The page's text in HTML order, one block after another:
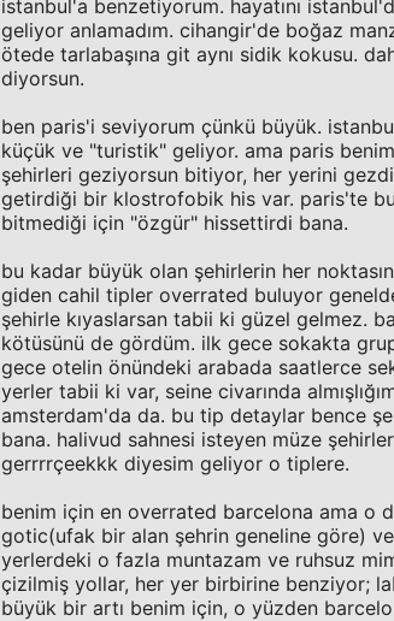
istanbul'a benzetiyorum. hayatını
geliyor anlamadım. cihangir'de boğaz
ötede tarlabaşına git aynı sidik kokusu.
diyorsun.
ben paris'i seviyorum çünkü büyük.
küçük ve "turistik" geliyor. ama paris
şehirleri geziyorsun bitiyor, her yerini
getirdiği bir klostrofobik his var. paris'te
bitmediği için "özgür" hissettirdi bana.
bu kadar büyük olan şehirlerin her
giden cahil tipler overrated buluyor
şehirle kıyaslarsan tabii ki güzel gelmez.
kötüsünü de gördüm. ilk gece sokakta
gece otelin önündeki arabada saatlerce
yerler tabii ki var, seine civarında
amsterdam'da da. bu tip detaylar bence
bana. halivud sahnesi isteyen müze
gerrrrçeekkk diyesim geliyor o tiplere.
benim için en overrated barcelona ama o
gotic(ufak bir alan şehrin geneline göre)
yerlerdeki o fazla muntazam ve ruhsuz
çizilmiş yollar, her yer birbirine benziyor;
büyük bir artı benim için, o yüzden